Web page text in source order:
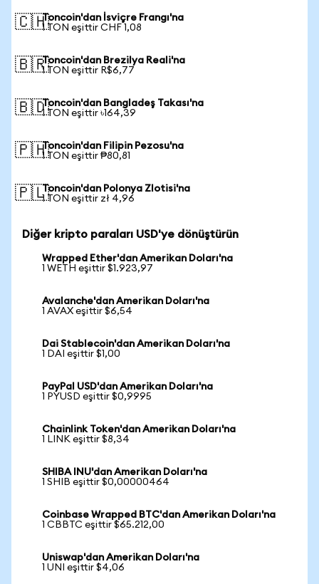
🇨🇭Toncoin'dan İsviçre Frangı'na
1 TON eşittir CHF 1,08
🇧🇷Toncoin'dan Brezilya Reali'na
1 TON eşittir R$6,77
🇧🇩Toncoin'dan Bangladeş Takası'na
1 TON eşittir ৳164,39
🇵🇭Toncoin'dan Filipin Pezosu'na
1 TON eşittir ₱80,81
🇵🇱Toncoin'dan Polonya Zlotisi'na
1 TON eşittir zł 4,96
Diğer kripto paraları USD'ye dönüştürün
Wrapped Ether'dan Amerikan Doları'na
1 WETH eşittir $1.923,97
Avalanche'dan Amerikan Doları'na
1 AVAX eşittir $6,54
Dai Stablecoin'dan Amerikan Doları'na
1 DAI eşittir $1,00
PayPal USD'dan Amerikan Doları'na
1 PYUSD eşittir $0,9995
Chainlink Token'dan Amerikan Doları'na
1 LINK eşittir $8,34
SHIBA INU'dan Amerikan Doları'na
1 SHIB eşittir $0,00000464
Coinbase Wrapped BTC'dan Amerikan Doları'na
1 CBBTC eşittir $65.212,00
Uniswap'dan Amerikan Doları'na
1 UNI eşittir $4,06